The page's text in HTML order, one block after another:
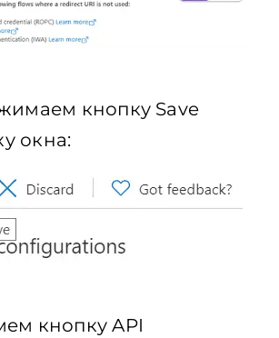
кнопку Save
окна:
кнопку API